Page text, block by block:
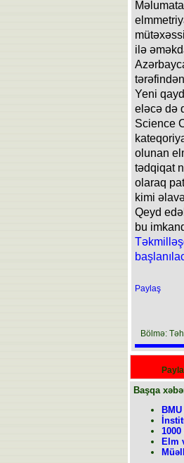
ilə
Yeni
eləcə də
Science
olunan
tədqiqat
olaraq
kimi
Qeyd
bu
Paylaş
Bölmə:
Başqa
Elm